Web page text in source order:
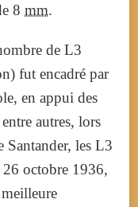
8 mm.
de L3
fut encadré par
en appui des
autres, lors
Santander, les L3
octobre 1936,